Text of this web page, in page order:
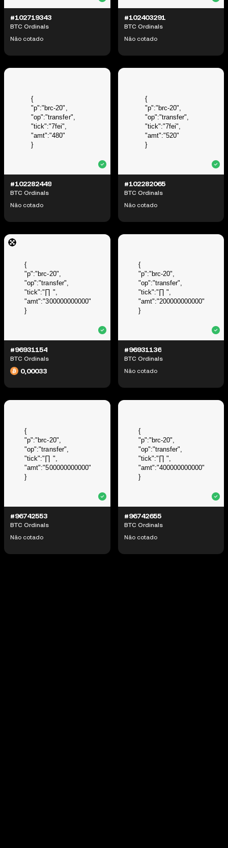
#102719343
BTC Ordinals
Não cotado
#102403291
BTC Ordinals
Não cotado
#102282449
BTC Ordinals
Não cotado
#102282065
BTC Ordinals
Não cotado
#96931154
BTC Ordinals
0,00033
#96931136
BTC Ordinals
Não cotado
#96742553
BTC Ordinals
Não cotado
#96742655
BTC Ordinals
Não cotado